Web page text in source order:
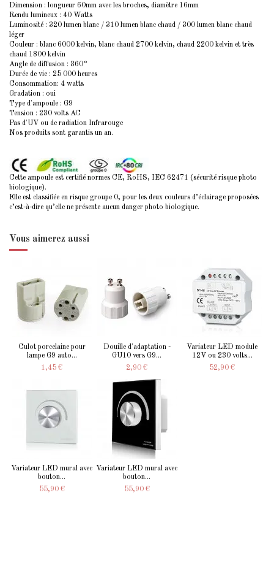
Dimension : longueur 60mm avec les broches, diamètre 16mm
Rendu lumineux : 40 Watts
Luminosité : 320 lumen blanc / 310 lumen blanc chaud / 300 lumen blanc chaud
léger
Couleur : blanc 6000 kelvin, blanc chaud 2700 kelvin, chaud 2200 kelvin et très
chaud 1800 kelvin
Angle de diffusion : 360°
Durée de vie : 25 000 heures
Consommation: 4 watts
Gradation : oui
Type d'ampoule : G9
Tension : 230 volts AC
Pas d'UV ou de radiation Infrarouge
Nos produits sont garantis un an.
Cette ampoule est certifié normes CE, RoHS, IEC 62471 (sécurité risque photo
biologique).
Elle est classifiée en risque groupe 0, pour les deux couleurs d’éclairage proposées
c’est-à-dire qu’elle ne présente aucun danger photo biologique.
Vous aimerez aussi
Culot porcelaine pour
lampe G9 auto...
1,45 €
Douille d'adaptation -
GU10 vers G9...
2,90 €
Variateur LED module
12V ou 230 volts...
52,90 €
Variateur LED mural avec
bouton...
55,90 €
Variateur LED mural avec
bouton...
55,90 €